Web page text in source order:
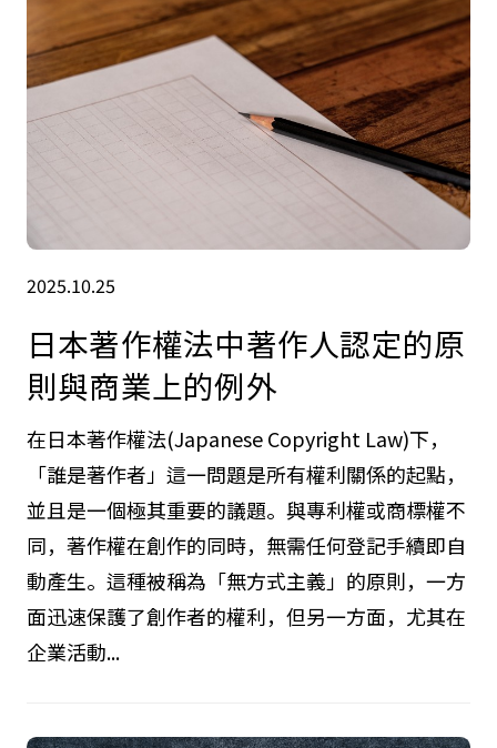
導致「影子IT」現象的蔓延，...
2025.10.25
日本著作權法中著作人認定的原
則與商業上的例外
在日本著作權法(Japanese Copyright Law)下，
「誰是著作者」這一問題是所有權利關係的起點，
並且是一個極其重要的議題。與專利權或商標權不